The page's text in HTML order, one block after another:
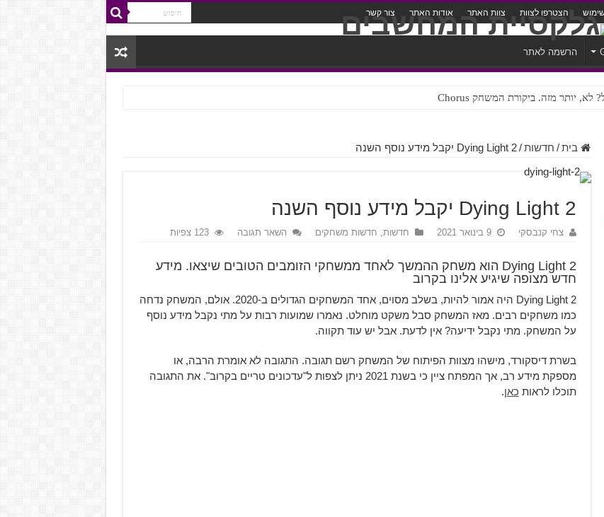
הצטרפו לצוות צוות האתר אודות האתר צור קשר
הרשמה לאתר
בית / חדשות / Dying Light 2 יקבל מידע נוסף השנה
Dying Light 2 יקבל מידע נוסף השנה
צחי קנבסקי 9 בינואר 2021 חדשות, חדשות משחקים השאר תגובה 123 צפיות
Dying Light 2 הוא משחק ההמשך לאחד ממשחקי הזומבים הטובים שיצאו. מידע
חדש מצופה שיגיע אלינו בקרוב
Dying Light 2 היה אמור להיות, בשלב מסוים, אחד המשחקים הגדולים ב-2020. אולם, המשחק נדחה
כמו משחקים רבים. מאז המשחק סבל משקט מוחלט. נאמרו שמועות רבות על מתי נקבל מידע נוסף
על המשחק. מתי נקבל ידיעה? אין לדעת. אבל יש עוד תקווה.
בשרת דיסקורד, מישהו מצוות הפיתוח של המשחק רשם תגובה. התגובה לא אומרת הרבה, או
מספקת מידע רב, אך המפתח ציין כי בשנת 2021 ניתן לצפות ל"עדכונים טריים בקרוב". את התגובה
תוכלו לראות כאן.